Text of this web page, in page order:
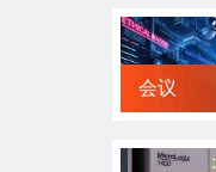
会议